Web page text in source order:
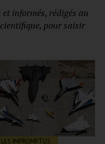
informés, rédigés au
pour saisir
LES IMPROMPTUS